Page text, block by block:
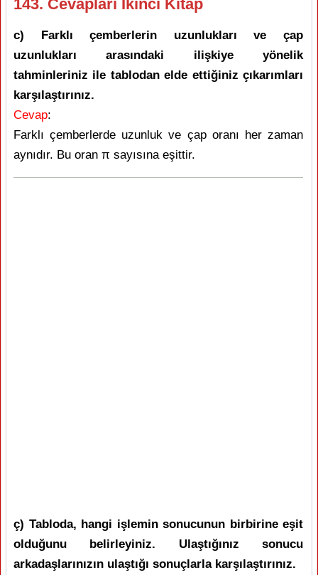
143. Cevapları İkinci Kitap
c) Farklı çemberlerin uzunlukları ve çap
uzunlukları arasındaki ilişkiye yönelik
tahminleriniz ile tablodan elde ettiğiniz çıkarımları
karşılaştırınız.
Cevap:
Farklı çemberlerde uzunluk ve çap oranı her zaman
aynıdır. Bu oran π sayısına eşittir.
ç) Tabloda, hangi işlemin sonucunun birbirine eşit
olduğunu belirleyiniz. Ulaştığınız sonucu
arkadaşlarınızın ulaştığı sonuçlarla karşılaştırınız.